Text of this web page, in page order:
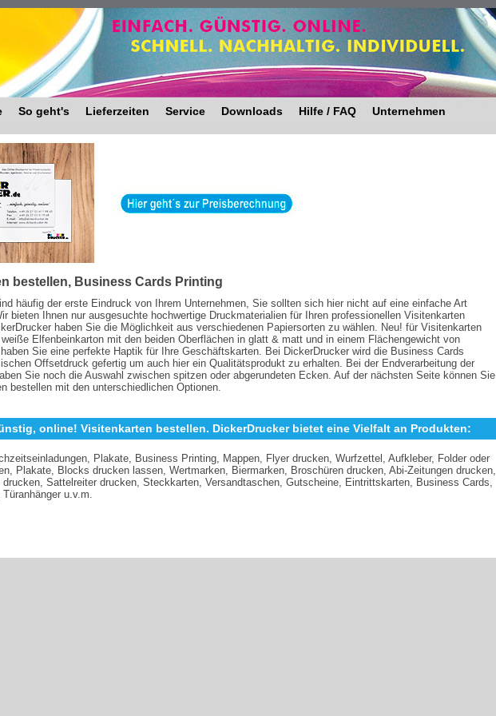
So geht's Lieferzeiten Service Downloads Hilfe / FAQ Unternehmen
bestellen, Business Cards Printing
häufig der erste Eindruck von Ihrem Unternehmen, Sie sollten sich hier nicht auf eine einfache Art
bieten Ihnen nur ausgesuchte hochwertige Druckmaterialien für Ihren professionellen Visitenkarten
haben Sie die Möglichkeit aus verschiedenen Papiersorten zu wählen. Neu! für Visitenkarten
Elfenbeinkarton mit den beiden Oberflächen in glatt & matt und in einem Flächengewicht von
Sie eine perfekte Haptik für Ihre Geschäftskarten. Bei DickerDrucker wird die Business Cards
Offsetdruck gefertig um auch hier ein Qualitätsprodukt zu erhalten. Bei der Endverarbeitung der
Sie noch die Auswahl zwischen spitzen oder abgerundeten Ecken. Auf der nächsten Seite können Sie
bestellen mit den unterschiedlichen Optionen.
online! Visitenkarten bestellen. DickerDrucker bietet eine Vielfalt an Produkten:
Plakate, Business Printing, Mappen, Flyer drucken, Wurfzettel, Aufkleber, Folder oder
Plakate, Blocks drucken lassen, Wertmarken, Biermarken, Broschüren drucken, Abi-Zeitungen drucken,
drucken, Sattelreiter drucken, Steckkarten, Versandtaschen, Gutscheine, Eintrittskarten, Business Cards,
u.v.m.